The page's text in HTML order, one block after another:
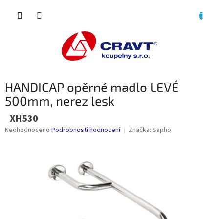
HANDICAP opěrné madlo LEVÉ
500mm, nerez lesk
XH530
Průměrné
Neohodnoceno Podrobnosti hodnocení Značka: Sapho